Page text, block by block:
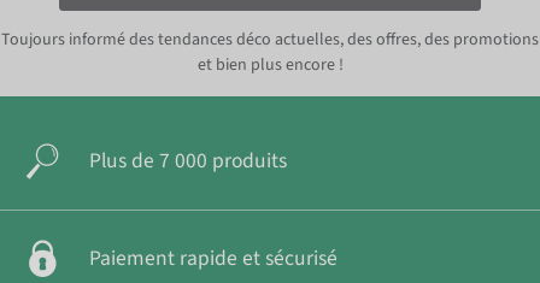
Toujours informé des tendances déco actuelles, des offres, des promotions
et bien plus encore !
Plus de 7 000 produits
Paiement rapide et sécurisé